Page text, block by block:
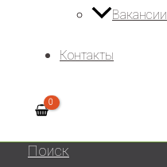
Вакансии
Контакты
Поиск